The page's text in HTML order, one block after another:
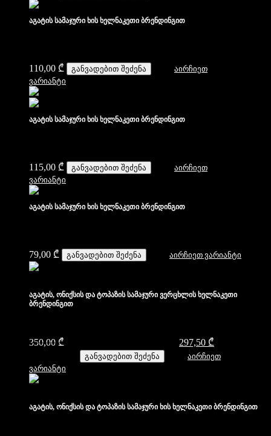
აგატის სამაჯური ხის ხელნაკეთი ბრენდინგით
110,00 ₾ განვადებით შეძენა
აირჩიეთ
ვარიანტი
აგატის სამაჯური ხის ხელნაკეთი ბრენდინგით
115,00 ₾ განვადებით შეძენა
აირჩიეთ
ვარიანტი
აგატის სამაჯური ხის ხელნაკეთი ბრენდინგით
79,00 ₾ განვადებით შეძენა აირჩიეთ ვარიანტი
აგატის, ონიქსის და ტოპაზის სამაჯური ვერცხლის ხელნაკეთი
ბრენდინგით
350,00 ₾ 297,50 ₾
განვადებით შეძენა
აირჩიეთ
ვარიანტი
აგატის, ონიქსის და ტოპაზის სამაჯური ხის ხელნაკეთი ბრენდინგით